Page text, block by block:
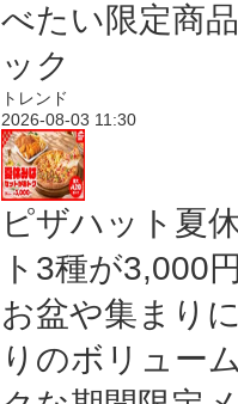
べたい限定商
ック
トレンド
2026-08-03 11:30
ピザハット夏
ト3種が3,000
お盆や集まり
りのボリュー